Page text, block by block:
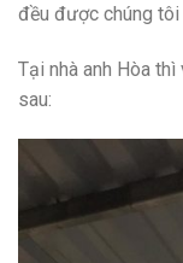
đều được chúng tôi
Tại nhà anh Hòa
sau: